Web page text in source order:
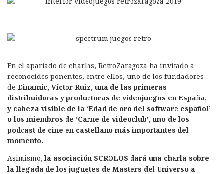
En el apartado de charlas, RetroZaragoza ha invitado a
reconocidos ponentes, entre ellos, uno de los fundadores
de Dinamic, Víctor Ruiz, una de las primeras
distribuidoras y productoras de videojuegos en España,
y cabeza visible de la ‘Edad de oro del software español’
o los miembros de ‘Carne de videoclub’, uno de los
podcast de cine en castellano más importantes del
momento.
Asimismo, la asociación SCROLOS dará una charla sobre
la llegada de los juguetes de Masters del Universo a